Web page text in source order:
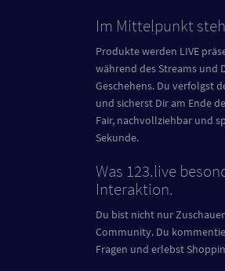
Im Mittelpunkt
Produkte werden LIVE
während des Streams und
Geschehens. Du verfolgst
und sicherst Dir am Ende
Fair, nachvollziehbar und
Sekunde.
Was 123.live
Interaktion.
Du bist nicht nur
Community. Du
Fragen und erlebst